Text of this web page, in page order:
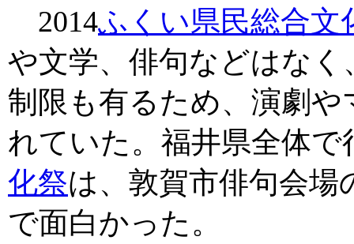
2014ふくい県民総合文
や文学、俳句などはな
制限も有るため、演劇
れていた。福井県全体で
化祭は、敦賀市俳句会
で面白かった。